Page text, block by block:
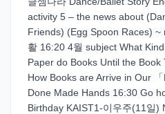
activity 5 – the news about
Friends) (Egg Spoon Races)
활 16:20 4월 subject What
Paper do Books Until the
How Books are Arrive in Our
Done Made Hands 16:30 Go
Birthday KAIST1-이우주(11일)